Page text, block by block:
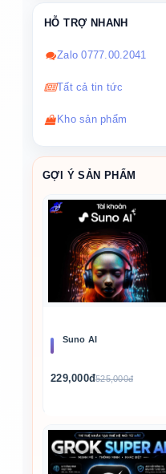
HỖ TRỢ NHANH
Zalo 0777.00.2041
Tất cả tin tức
Kho sản phẩm
GỢI Ý SẢN PHẨM
Suno AI
229,000đ525,000đ